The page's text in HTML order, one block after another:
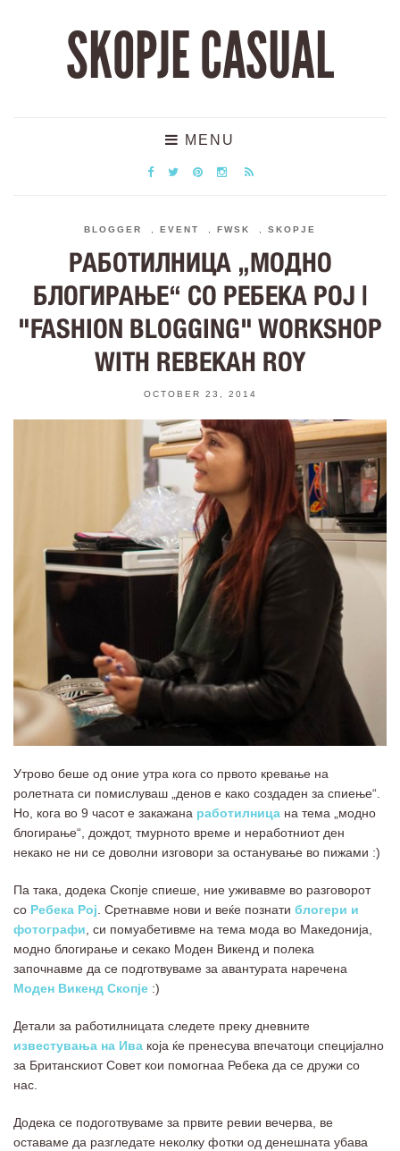
SKOPJE CASUAL
MENU
BLOGGER EVENT FWSK SKOPJE
РАБОТИЛНИЦА „МОДНО
БЛОГИРАЊЕ“ СО РЕБЕКА РОЈ |
"FASHION BLOGGING" WORKSHOP
WITH REBEKAH ROY
OCTOBER 23, 2014
Утрово беше од оние утра кога со првото кревање на
ролетната си помислуваш „денов е како создаден за спиење“.
Но, кога во 9 часот е закажана работилница на тема „модно
блогирање“, дождот, тмурното време и неработниот ден
некако не ни се доволни изговори за останување во пижами :)
Па така, додека Скопје спиеше, ние уживавме во разговорот
со Ребека Рој . Сретнавме нови и веќе познати блогери и
фотографи , си помуабетивме на тема мода во Македонија,
модно блогирање и секако Моден Викенд и полека
започнавме да се подготвуваме за авантурата наречена
Моден Викенд Скопје :)
Детали за работилницата следете преку дневните
известувања на Ива која ќе пренесува впечатоци специјално
за Британскиот Совет кои помогнаа Ребека да се дружи со
нас.
Додека се подоготвуваме за првите ревии вечерва, ве
оставаме да разгледате неколку фотки од денешната убава